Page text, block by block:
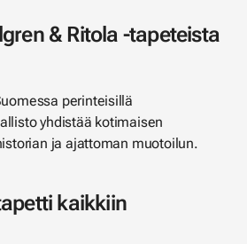
& Ritola -tapeteista
perinteisillä
yhdistää kotimaisen
ja ajattoman muotoilun.
kaikkiin